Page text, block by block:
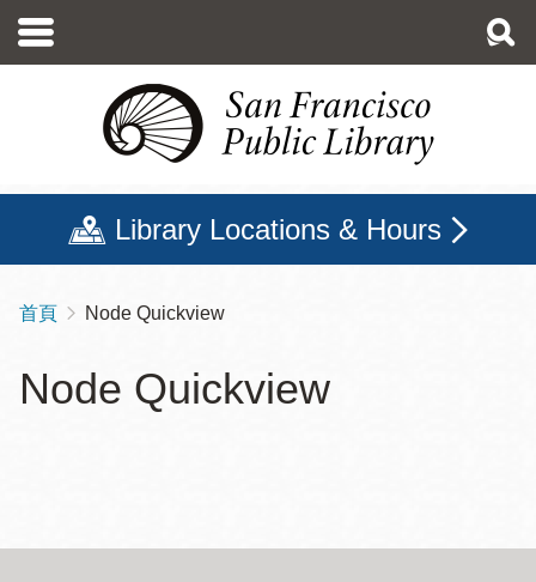
至
Library Locations & Hours
導
連
首頁 Node Quickview
Node Quickview